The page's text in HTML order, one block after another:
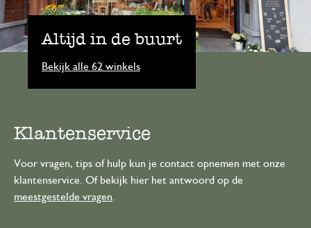
Altijd in de buurt
Bekijk alle 62 winkels
Klantenservice
Voor vragen, tips of hulp kun je contact opnemen met onze
klantenservice. Of bekijk hier het antwoord op de
meestgestelde vragen